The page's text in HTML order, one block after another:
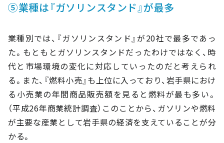
⑤業種は『ガソリンスタンド』が最多
業種別では、『ガソリンスタンド』が20社で最多であっ
た。もともとガソリンスタンドだったわけではなく、時
代と市場環境の変化に対応していったのだと考えられ
る。また、『燃料小売』も上位に入っており、岩手県におけ
る小売業の年間商品販売額を見ると燃料が最も多い。
（平成26年商業統計調査）このことから、ガソリンや燃料
が主要な産業として岩手県の経済を支えていることが分
かる。